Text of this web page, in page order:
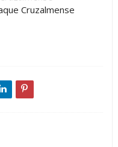
Cruzalmense